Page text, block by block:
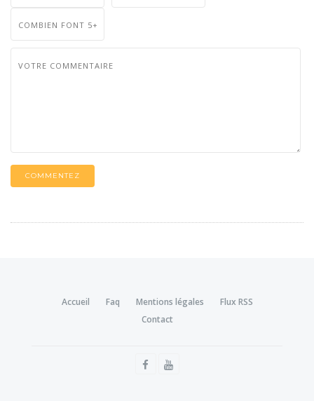
COMMENTEZ
Accueil Faq Mentions légales
Flux RSS
Contact